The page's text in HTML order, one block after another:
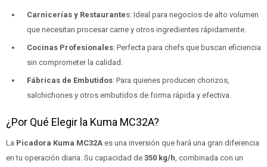
Carnicerías y Restaurantes: Ideal para negocios de alto volumen
que necesitan procesar carne y otros ingredientes rápidamente.
Cocinas Profesionales: Perfecta para chefs que buscan eficiencia
sin comprometer la calidad.
Fábricas de Embutidos: Para quienes producen chorizos,
salchichones y otros embutidos de forma rápida y efectiva.
¿Por Qué Elegir la Kuma MC32A?
La Picadora Kuma MC32A es una inversión que hará una gran diferencia
en tu operación diaria. Su capacidad de 350 kg/h , combinada con un